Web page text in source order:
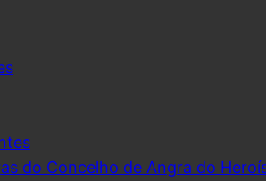
do Concelho de Angra do